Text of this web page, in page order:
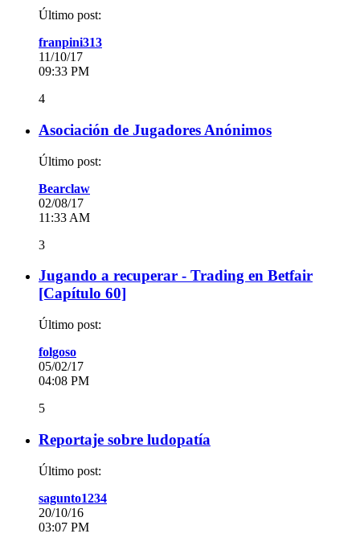
Último post:
franpini313
11/10/17
09:33 PM
4
Asociación de Jugadores Anónimos
Último post:
Bearclaw
02/08/17
11:33 AM
3
Jugando a recuperar - Trading en Betfair
[Capítulo 60]
Último post:
folgoso
05/02/17
04:08 PM
5
Reportaje sobre ludopatía
Último post:
sagunto1234
20/10/16
03:07 PM